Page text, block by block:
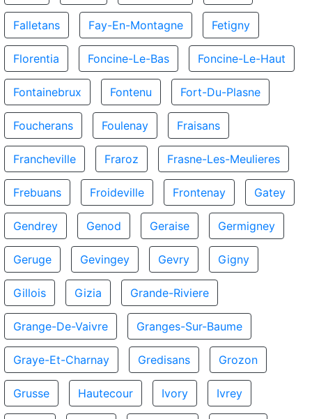
Falletans Fay-En-Montagne Fetigny
Florentia Foncine-Le-Bas Foncine-Le-Haut
Fontainebrux Fontenu Fort-Du-Plasne
Foucherans Foulenay Fraisans
Francheville Fraroz Frasne-Les-Meulieres
Frebuans Froideville Frontenay Gatey
Gendrey Genod Geraise Germigney
Geruge Gevingey Gevry Gigny
Gillois Gizia Grande-Riviere
Grange-De-Vaivre Granges-Sur-Baume
Graye-Et-Charnay Gredisans Grozon
Grusse Hautecour Ivory Ivrey